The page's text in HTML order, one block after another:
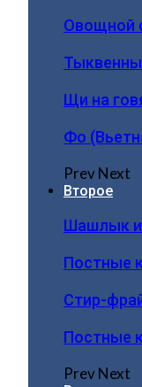
Овощной
Щи на
Фо
PrevNext
Второе
Шашлык
Постные
Стир-
Постные
PrevNext